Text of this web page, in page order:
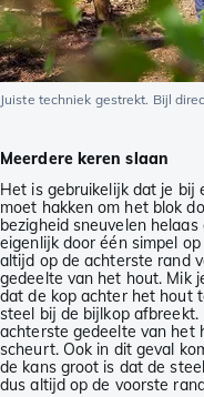
Juiste techniek gestrekt. Bijl
Meerdere keren slaan
Het is gebruikelijk dat je bij
moet hakken om het blok
bezigheid sneuvelen
eigenlijk door één simpel
altijd op de achterste rand
gedeelte van het hout. Mik
dat de kop achter het hout
steel bij de bijlkop
achterste gedeelte van het
scheurt. Ook in dit geval
de kans groot is dat de
dus altijd op de voorste